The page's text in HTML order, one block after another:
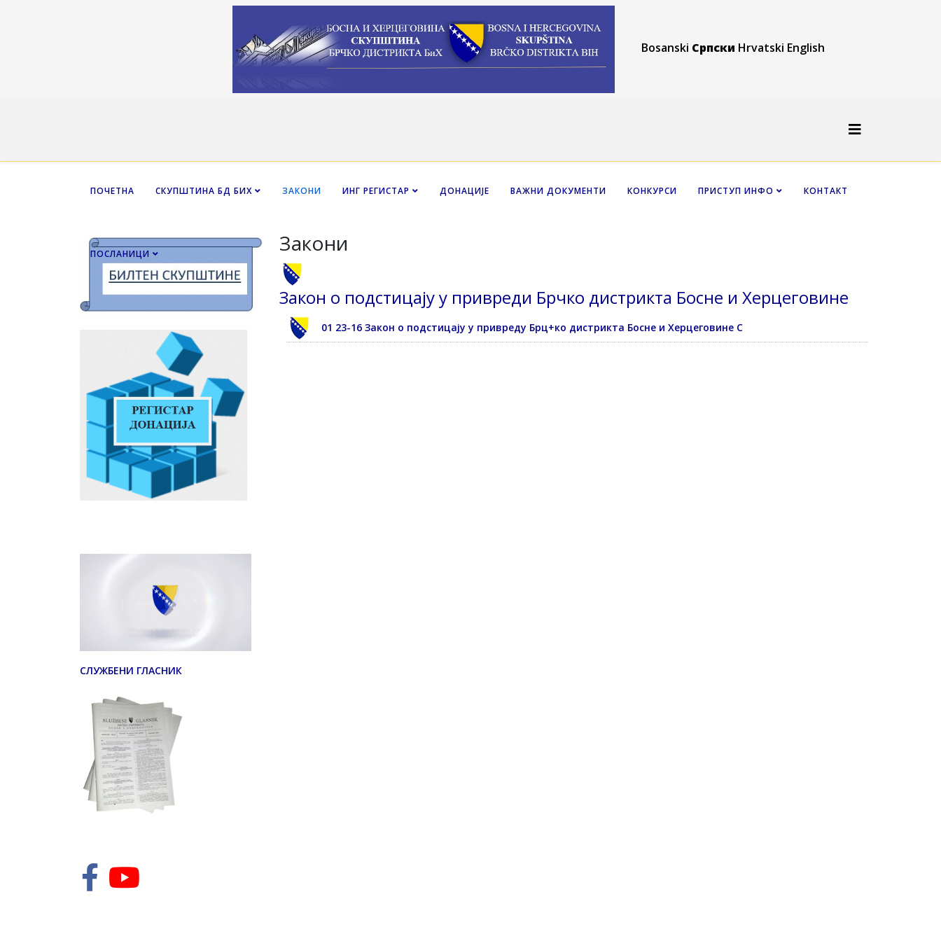
Bosanski Српски Hrvatski English
ПОЧЕТНА СКУПШТИНА БД БИХ ЗАКОНИ ИНГ РЕГИСТАР ДОНАЦИЈЕ ВАЖНИ ДОКУМЕНТИ КОНКУРСИ ПРИСТУП ИНФО КОНТАКТ
ПОСЛАНИЦИ
СЛУЖБЕНИ ГЛАСНИК
Закони
Закон о подстицају у привреди Брчко дистрикта Босне и Херцеговине
01 23-16 Закон о подстицају у привреду Брц+ко дистрикта Босне и Херцеговине С